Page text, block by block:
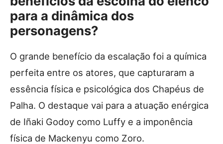
para a dinâmica dos
personagens?
O grande benefício da escalação foi a química
perfeita entre os atores, que capturaram a
essência física e psicológica dos Chapéus de
Palha. O destaque vai para a atuação enérgica
de Iñaki Godoy como Luffy e a imponência
física de Mackenyu como Zoro.